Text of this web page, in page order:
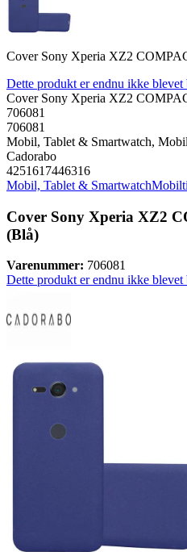
Cover Sony Xperia XZ2
Dette produkt er endnu ikke blevet
Cover Sony Xperia XZ2
706081
706081
Mobil, Tablet & Smartwatch,
Cadorabo
4251617446316
Mobil, Tablet & Smartwatch
Cover Sony Xperia XZ2
(Blå)
Varenummer: 706081
Dette produkt er endnu ikke blevet